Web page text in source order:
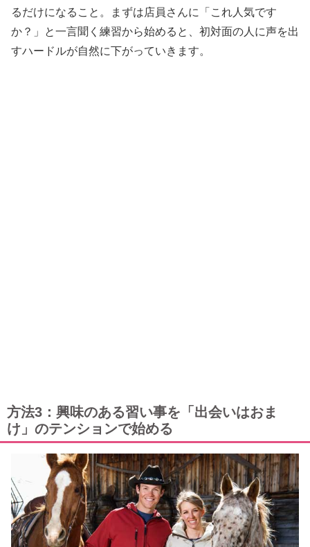
るだけになること。まずは店員さんに「これ人気です
か？」と一言聞く練習から始めると、初対面の人に声を出
すハードルが自然に下がっていきます。
方法3：興味のある習い事を「出会いはおま
け」のテンションで始める